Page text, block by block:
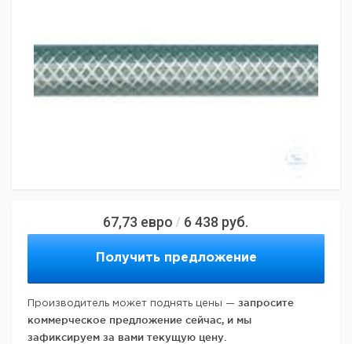
67,73 евро / 6 438 руб.
Получить предложение
Производитель может поднять цены — запросите
коммерческое предложение сейчас, и мы
зафиксируем за вами текущую цену.